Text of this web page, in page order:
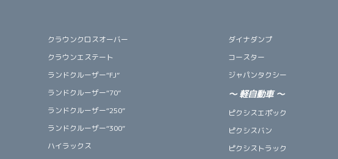
クラウンクロスオーバー
クラウンエステート
ランドクルーザー“FJ”
ランドクルーザー“70”
ランドクルーザー“250”
ランドクルーザー“300”
ハイラックス
ダイナダンプ
コースター
ジャパンタクシー
～ 軽自動車～
ピクシスエポック
ピクシスバン
ピクシストラック